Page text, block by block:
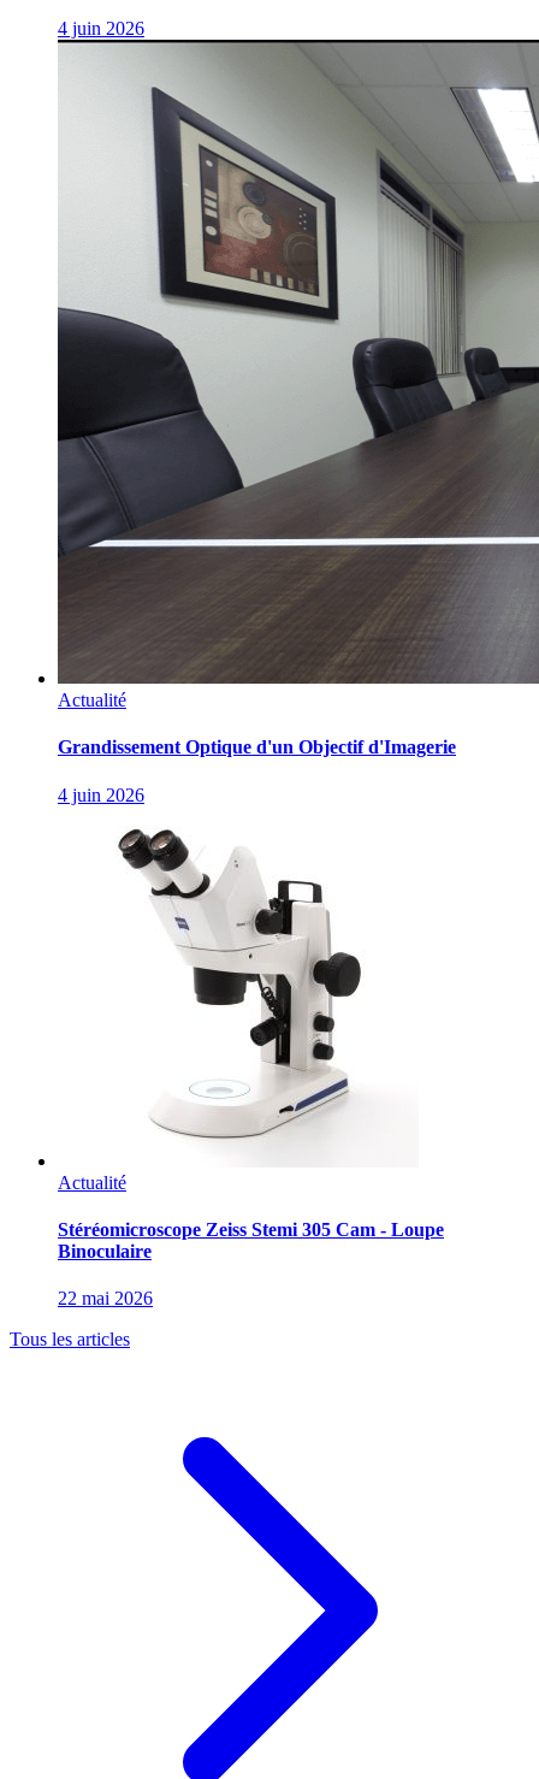
4 juin 2026
Actualité
Grandissement Optique d'un Objectif d'Imagerie
4 juin 2026
Actualité
Stéréomicroscope Zeiss Stemi 305 Cam - Loupe
Binoculaire
22 mai 2026
Tous les articles